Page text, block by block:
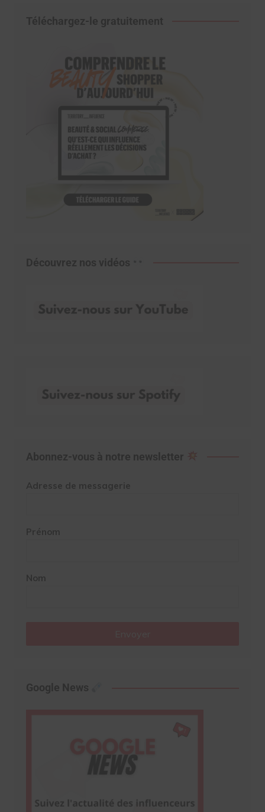
Téléchargez-le gratuitement
Découvrez nos vidéos
Abonnez-vous à notre newsletter
Adresse de messagerie
Prénom
Nom
Google News